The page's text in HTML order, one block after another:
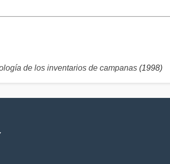
de los inventarios de campanas (1998)